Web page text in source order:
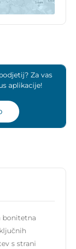
Za vas
aplikacije!
bonitetna
s strani